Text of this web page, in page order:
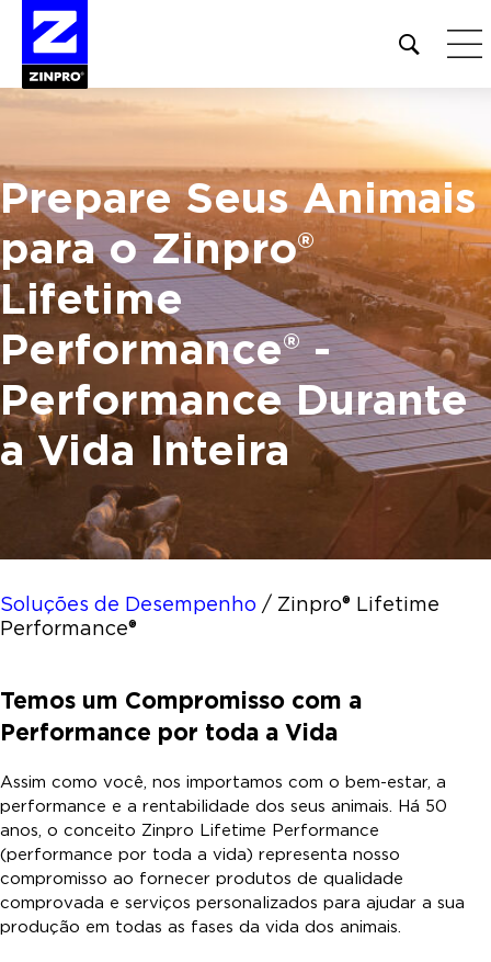
Open
site
Pesquisar
por:
Prepare Seus Animais
para o Zinpro®
Lifetime
Performance® -
Performance Durante
a Vida Inteira
Soluções de Desempenho / Zinpro® Lifetime
Performance®
Temos um Compromisso com a
Performance por toda a Vida
Assim como você, nos importamos com o bem-estar, a
performance e a rentabilidade dos seus animais. Há 50
anos, o conceito Zinpro Lifetime Performance
(performance por toda a vida) representa nosso
compromisso ao fornecer produtos de qualidade
comprovada e serviços personalizados para ajudar a sua
produção em todas as fases da vida dos animais.